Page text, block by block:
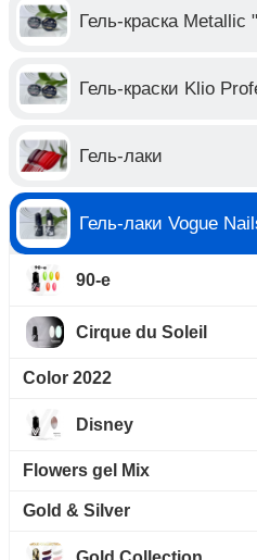
Гель-краска
Гель-краски Klio
Гель-лаки
Гель-лаки Vogue
90-е
Cirque du Soleil
Color 2022
Disney
Flowers gel Mix
Gold & Silver